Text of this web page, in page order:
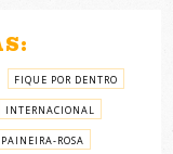
FIQUE POR DENTRO
INTERNACIONAL
PAINEIRA-ROSA